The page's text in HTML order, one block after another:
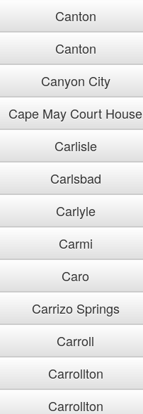
Canton
Canton
Canyon City
Cape May Court House
Carlisle
Carlsbad
Carlyle
Carmi
Caro
Carrizo Springs
Carroll
Carrollton
Carrollton